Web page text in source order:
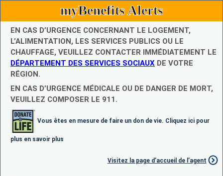
myBenefits Alerts
EN CAS D’URGENCE CONCERNANT LE LOGEMENT,
L’ALIMENTATION, LES SERVICES PUBLICS OU LE
CHAUFFAGE, VEUILLEZ CONTACTER IMMÉDIATEMENT LE
DÉPARTEMENT DES SERVICES SOCIAUX DE VOTRE
RÉGION.
EN CAS D’URGENCE MÉDICALE OU DE DANGER DE MORT,
VEUILLEZ COMPOSER LE 911.
Vous êtes en mesure de faire un don de vie. Cliquez ici pour
plus en savoir plus
Visitez la page d’accueil de l’agent